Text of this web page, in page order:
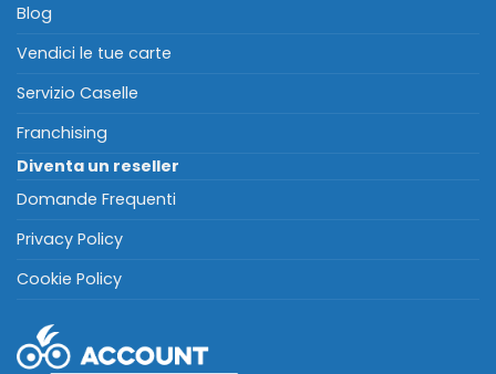
Blog
Vendici le tue carte
Servizio Caselle
Franchising
Diventa un reseller
Domande Frequenti
Privacy Policy
Cookie Policy